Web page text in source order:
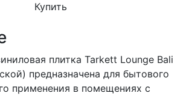
Купить
плитка Tarkett Lounge Bali
предназначена для бытового
применения в помещениях с